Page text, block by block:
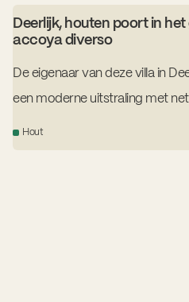
Deerlijk, houten poort in
accoya diverso
De eigenaar van deze villa in
een moderne uitstraling met
meer. De sectionale
Hout